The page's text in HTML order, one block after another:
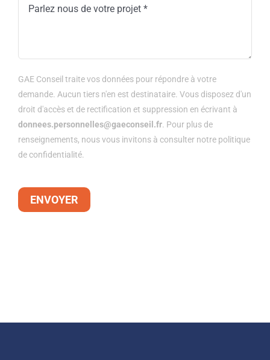
GAE Conseil traite vos données pour répondre à votre
demande. Aucun tiers n'en est destinataire. Vous disposez d'un
droit d'accès et de rectification et suppression en écrivant à
donnees.personnelles@gaeconseil.fr. Pour plus de
renseignements, nous vous invitons à consulter notre politique
de confidentialité.
ENVOYER